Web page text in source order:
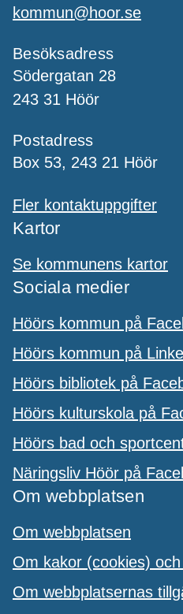
kommun@hoor.se
Besöksadress
Södergatan 28
243 31 Höör
Postadress
Box 53, 243 21 Höör
Fler kontaktuppgifter
Kartor
Se kommunens kartor
Sociala medier
Höörs kommun på
Höörs kommun på
Höörs bibliotek på
Höörs kulturskola på
Höörs bad och
Näringsliv Höör på
Om webbplatsen
Om webbplatsen
Om kakor (cookies)
Om webbplatsernas